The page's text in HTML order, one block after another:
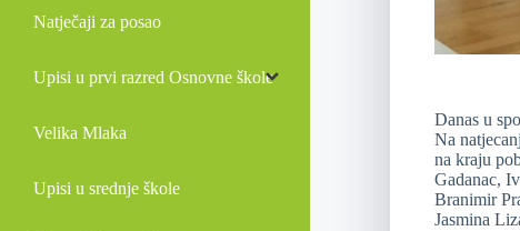
Danas u
Na
na kraju
Gadanac,
Branimir
Jasmina
Natječaji za posao
Upisi u prvi razred Osnovne škole
Velika Mlaka
Upisi u srednje škole